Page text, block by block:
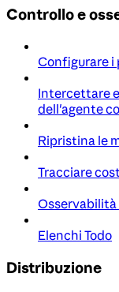
Controllo e
Configurare i
Intercettare
dell'agente
Ripristina le
Tracciare
Osservabilità
Elenchi Todo
Distribuzione